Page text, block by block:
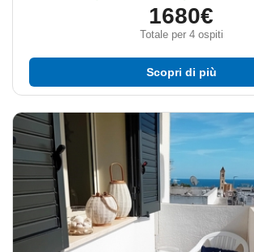
1680€
Totale per 4 ospiti
Scopri di più